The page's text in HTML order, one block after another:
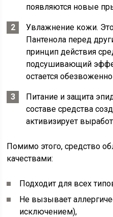
появляются новые
Увлажнение кожи.
Пантенола перед
принцип действия
подсушивающий
остается
Питание и защита
составе средства
активизирует
Помимо этого, средство
качествами:
Подходит для всех
Не вызывает
исключением),